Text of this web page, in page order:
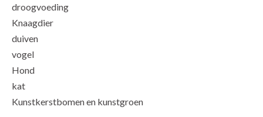
droogvoeding
Knaagdier
duiven
vogel
Hond
kat
Kunstkerstbomen en kunstgroen